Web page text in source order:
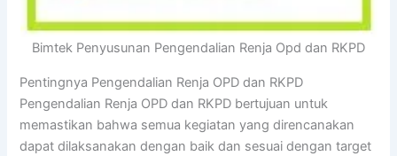
Bimtek Penyusunan Pengendalian Renja Opd dan RKPD
Pentingnya Pengendalian Renja OPD dan RKPD
Pengendalian Renja OPD dan RKPD bertujuan untuk
memastikan bahwa semua kegiatan yang direncanakan
dapat dilaksanakan dengan baik dan sesuai dengan target